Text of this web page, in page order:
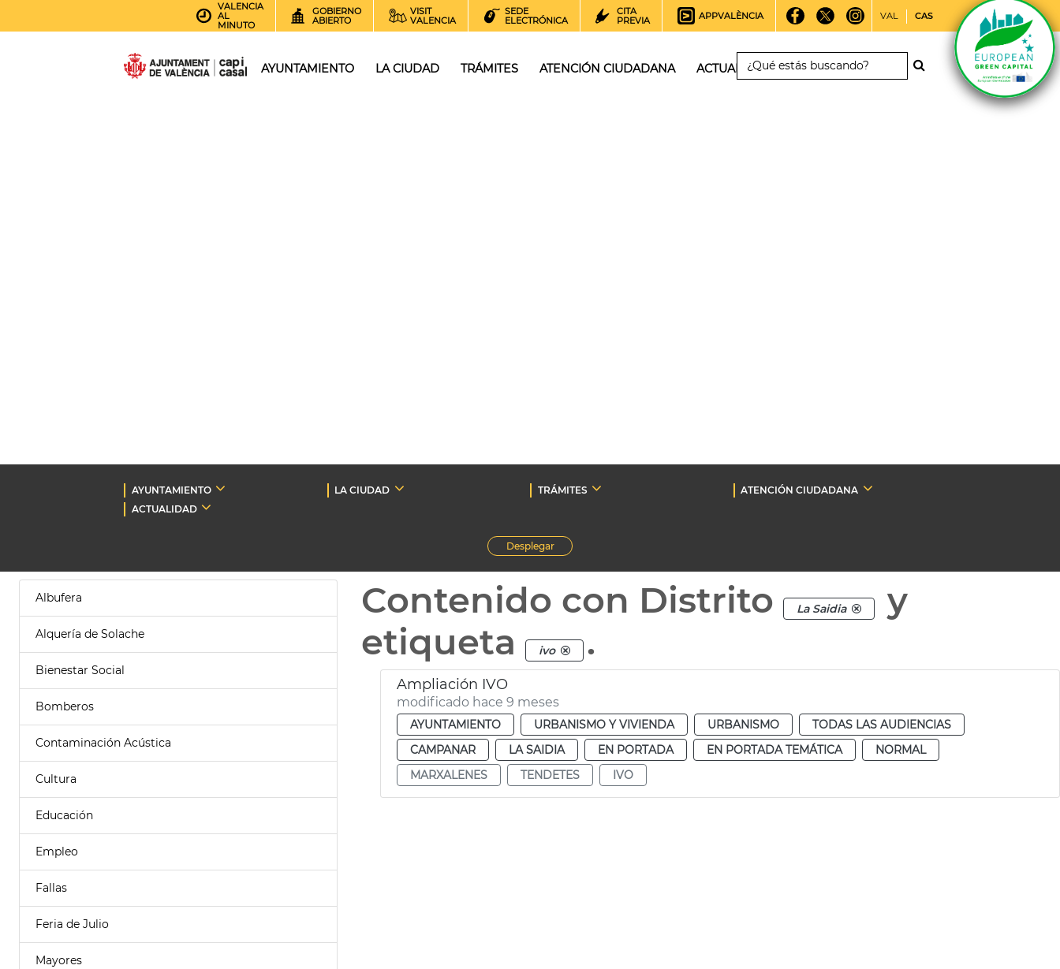
VALENCIA
AL
MINUTO
GOBIERNO
ABIERTO
VISIT
VALENCIA
SEDE
ELECTRÓNICA
CITA
PREVIA
APPVALÈNCIA VAL CAS
AYUNTAMIENTO LA CIUDAD TRÁMITES ATENCIÓN CIUDADANA ACTUALIDAD
AYUNTAMIENTO LA CIUDAD TRÁMITES
ATENCIÓN CIUDADANA
ACTUALIDAD
Desplegar
Albufera
Alquería de Solache
Bienestar Social
Bomberos
Contaminación Acústica
Cultura
Educación
Empleo
Fallas
Feria de Julio
Mayores
Contenido con Distrito La Saidia
y
etiqueta
ivo .
Ampliación IVO
modificado hace 9 meses
AYUNTAMIENTO URBANISMO Y VIVIENDA URBANISMO
TODAS LAS AUDIENCIAS
CAMPANAR
LA SAIDIA EN PORTADA EN PORTADA TEMÁTICA
NORMAL
MARXALENES
TENDETES IVO